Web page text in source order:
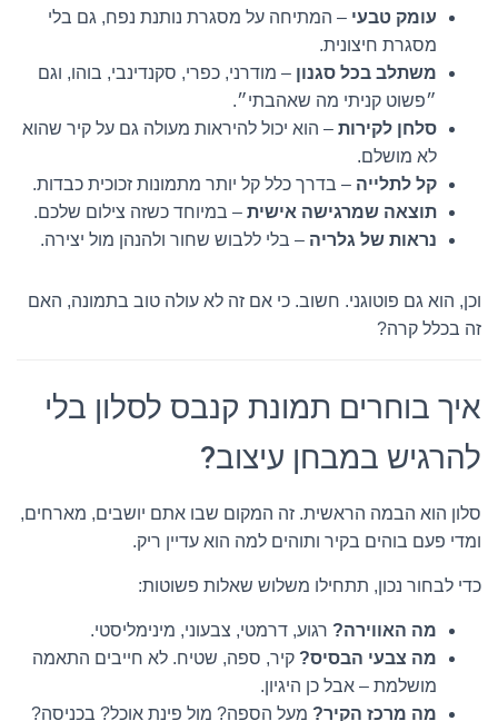
עומק טבעי – המתיחה על מסגרת נותנת נפח, גם בלי
מסגרת חיצונית.
משתלב בכל סגנון – מודרני, כפרי, סקנדינבי, בוהו, וגם
״פשוט קניתי מה שאהבתי״.
סלחן לקירות – הוא יכול להיראות מעולה גם על קיר שהוא
לא מושלם.
קל לתלייה – בדרך כלל קל יותר מתמונות זכוכית כבדות.
תוצאה שמרגישה אישית – במיוחד כשזה צילום שלכם.
נראות של גלריה – בלי ללבוש שחור ולהנהן מול יצירה.
וכן, הוא גם פוטוגני. חשוב. כי אם זה לא עולה טוב בתמונה, האם
זה בכלל קרה?
איך בוחרים תמונת קנבס לסלון בלי
להרגיש במבחן עיצוב?
סלון הוא הבמה הראשית. זה המקום שבו אתם יושבים, מארחים,
ומדי פעם בוהים בקיר ותוהים למה הוא עדיין ריק.
כדי לבחור נכון, תתחילו משלוש שאלות פשוטות:
מה האווירה? רגוע, דרמטי, צבעוני, מינימליסטי.
מה צבעי הבסיס? קיר, ספה, שטיח. לא חייבים התאמה
מושלמת – אבל כן היגיון.
מה מרכז הקיר? מעל הספה? מול פינת אוכל? בכניסה?